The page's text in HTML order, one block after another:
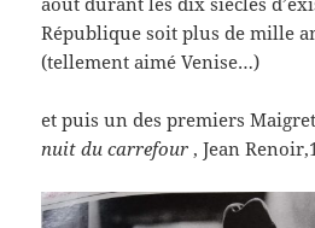
République soit plus de mille
(tellement aimé Venise…)
et puis un des premiers
nuit du carrefour , Jean